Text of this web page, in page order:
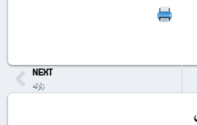
NEXT
زلزلہ